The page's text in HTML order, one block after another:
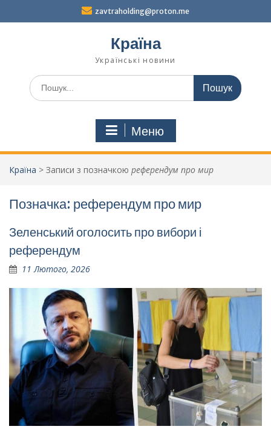
zavtraholding@proton.me
Країна
Українські новини
Шукати:
Меню
Країна > Записи з позначкою референдум про мир
Позначка: референдум про мир
Зеленський оголосить про вибори і
референдум
11 Лютого, 2026